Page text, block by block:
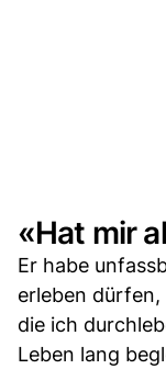
«Hat mir
Er habe
erleben dürfen,
die ich
Leben lang